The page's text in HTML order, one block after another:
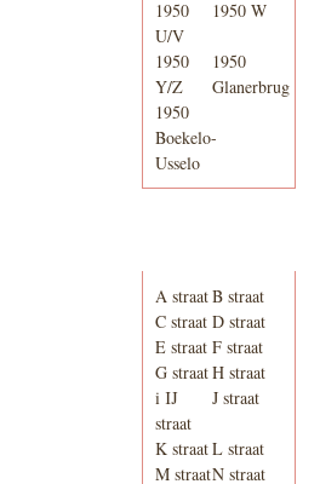
1950
U/V
1950 W
1950
Y/Z
1950
Glanerbrug
1950
Boekelo-
Usselo
A straatB straat
C straat D straat
E straat F straat
G straatH straat
i IJ
straat
J straat
K straatL straat
M straatN straat